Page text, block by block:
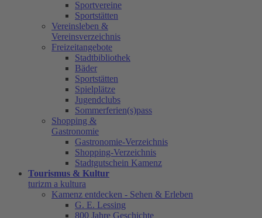
Sportvereine
Sportstätten
Vereinsleben &
Vereinsverzeichnis
Freizeitangebote
Stadtbibliothek
Bäder
Sportstätten
Spielplätze
Jugendclubs
Sommerferien(s)pass
Shopping &
Gastronomie
Gastronomie-Verzeichnis
Shopping-Verzeichnis
Stadtgutschein Kamenz
Tourismus & Kultur
turizm a kultura
Kamenz entdecken - Sehen & Erleben
G. E. Lessing
800 Jahre Geschichte